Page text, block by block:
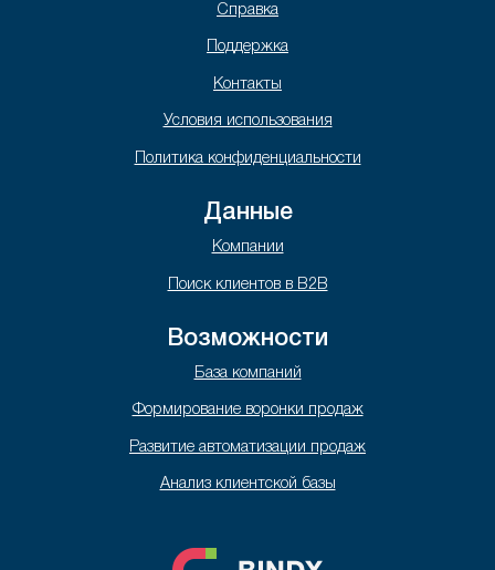
Справка
Поддержка
Контакты
Условия использования
Политика конфиденциальности
Данные
Компании
Поиск клиентов в B2B
Возможности
База компаний
Формирование воронки продаж
Развитие автоматизации продаж
Анализ клиентской базы